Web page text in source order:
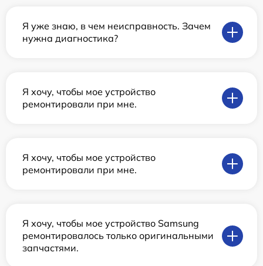
Я уже знаю, в чем неисправность. Зачем
нужна диагностика?
Я хочу, чтобы мое устройство
ремонтировали при мне.
Я хочу, чтобы мое устройство
ремонтировали при мне.
Я хочу, чтобы мое устройство Samsung
ремонтировалось только оригинальными
запчастями.